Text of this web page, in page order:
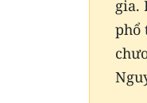
gia.
phổ